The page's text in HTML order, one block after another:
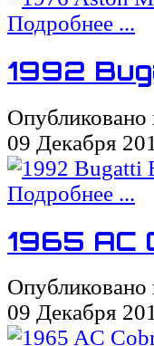
Подробнее ...
1992
Опубликовано
09 Декабря
Подробнее ...
1965 AC
Опубликовано
09 Декабря